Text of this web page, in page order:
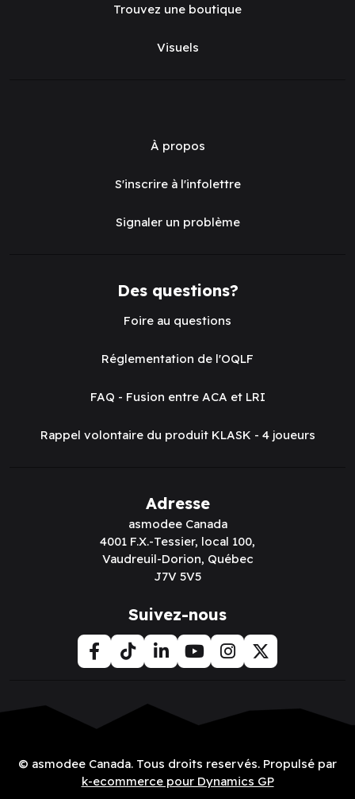
Trouvez une boutique
Visuels
À propos
S'inscrire à l'infolettre
Signaler un problème
Des questions?
Foire au questions
Réglementation de l'OQLF
FAQ - Fusion entre ACA et LRI
Rappel volontaire du produit KLASK - 4 joueurs
Adresse
asmodee Canada
4001 F.X.-Tessier, local 100,
Vaudreuil-Dorion, Québec
J7V 5V5
Suivez-nous
© asmodee Canada. Tous droits reservés. Propulsé par
k-ecommerce pour Dynamics GP